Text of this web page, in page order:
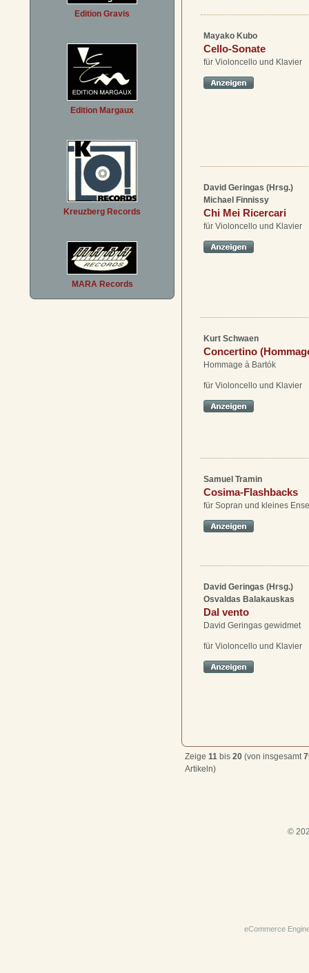
Edition Gravis
Edition Margaux
Kreuzberg Records
MARA Records
Mayako Kubo
Cello-Sonate
für Violoncello und Klavier
David Geringas (Hrsg.)
Michael Finnissy
Chi Mei Ricercari
für Violoncello und Klavier
Kurt Schwaen
Concertino
Hommage à Bartók
für Violoncello und Klavier
Samuel Tramin
Cosima-Flashbacks
für Sopran und kleines
David Geringas (Hrsg.)
Osvaldas Balakauskas
Dal vento
David Geringas gewidmet
für Violoncello und Klavier
Zeige 11 bis 20 (von insgesamt
Artikeln)
©
eCommerce